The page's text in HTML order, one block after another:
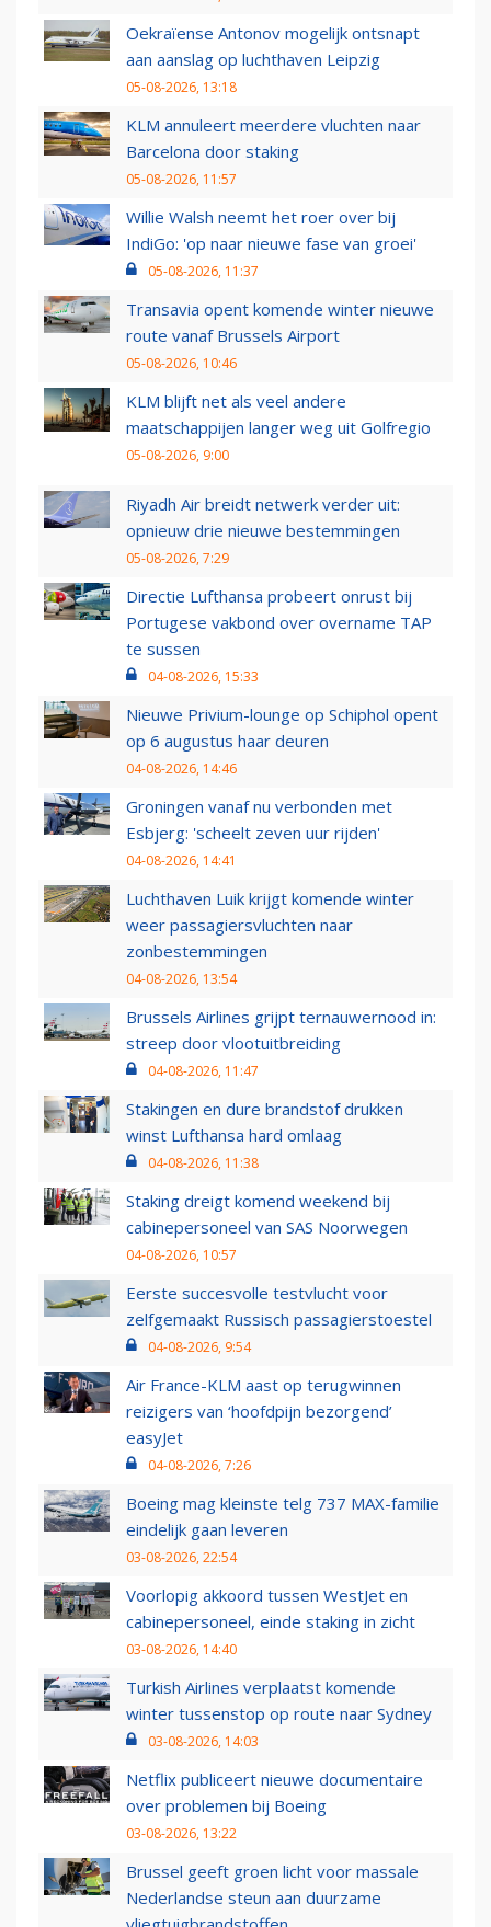
Oekraïense Antonov mogelijk ontsnapt
aan aanslag op luchthaven Leipzig
05-08-2026, 13:18
KLM annuleert meerdere vluchten naar
Barcelona door staking
05-08-2026, 11:57
Willie Walsh neemt het roer over bij
IndiGo: 'op naar nieuwe fase van groei'
05-08-2026, 11:37
Transavia opent komende winter nieuwe
route vanaf Brussels Airport
05-08-2026, 10:46
KLM blijft net als veel andere
maatschappijen langer weg uit Golfregio
05-08-2026, 9:00
Riyadh Air breidt netwerk verder uit:
opnieuw drie nieuwe bestemmingen
05-08-2026, 7:29
Directie Lufthansa probeert onrust bij
Portugese vakbond over overname TAP
te sussen
04-08-2026, 15:33
Nieuwe Privium-lounge op Schiphol opent
op 6 augustus haar deuren
04-08-2026, 14:46
Groningen vanaf nu verbonden met
Esbjerg: 'scheelt zeven uur rijden'
04-08-2026, 14:41
Luchthaven Luik krijgt komende winter
weer passagiersvluchten naar
zonbestemmingen
04-08-2026, 13:54
Brussels Airlines grijpt ternauwernood in:
streep door vlootuitbreiding
04-08-2026, 11:47
Stakingen en dure brandstof drukken
winst Lufthansa hard omlaag
04-08-2026, 11:38
Staking dreigt komend weekend bij
cabinepersoneel van SAS Noorwegen
04-08-2026, 10:57
Eerste succesvolle testvlucht voor
zelfgemaakt Russisch passagierstoestel
04-08-2026, 9:54
Air France-KLM aast op terugwinnen
reizigers van ‘hoofdpijn bezorgend’
easyJet
04-08-2026, 7:26
Boeing mag kleinste telg 737 MAX-familie
eindelijk gaan leveren
03-08-2026, 22:54
Voorlopig akkoord tussen WestJet en
cabinepersoneel, einde staking in zicht
03-08-2026, 14:40
Turkish Airlines verplaatst komende
winter tussenstop op route naar Sydney
03-08-2026, 14:03
Netflix publiceert nieuwe documentaire
over problemen bij Boeing
03-08-2026, 13:22
Brussel geeft groen licht voor massale
Nederlandse steun aan duurzame